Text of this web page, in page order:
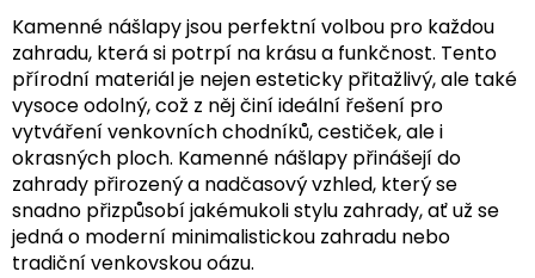
Kamenné nášlapy jsou perfektní volbou pro každou
zahradu, která si potrpí na krásu a funkčnost. Tento
přírodní materiál je nejen esteticky přitažlivý, ale také
vysoce odolný, což z něj činí ideální řešení pro
vytváření venkovních chodníků, cestiček, ale i
okrasných ploch. Kamenné nášlapy přinášejí do
zahrady přirozený a nadčasový vzhled, který se
snadno přizpůsobí jakémukoli stylu zahrady, ať už se
jedná o moderní minimalistickou zahradu nebo
tradiční venkovskou oázu.